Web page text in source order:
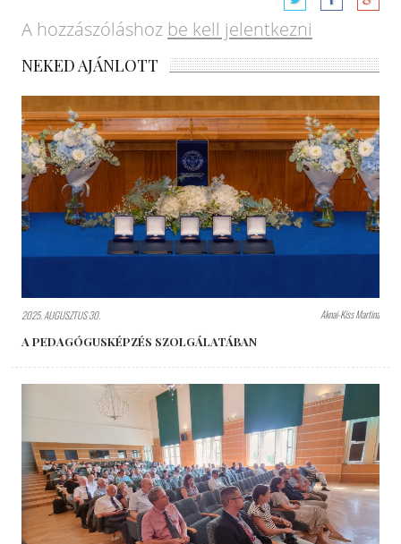
A hozzászóláshoz be kell jelentkezni
NEKED AJÁNLOTT
2025. AUGUSZTUS 30. Aknai-Kiss Martina
A PEDAGÓGUSKÉPZÉS SZOLGÁLATÁBAN